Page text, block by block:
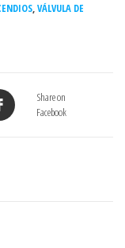
,VÁLVULA DE
Share on
Facebook